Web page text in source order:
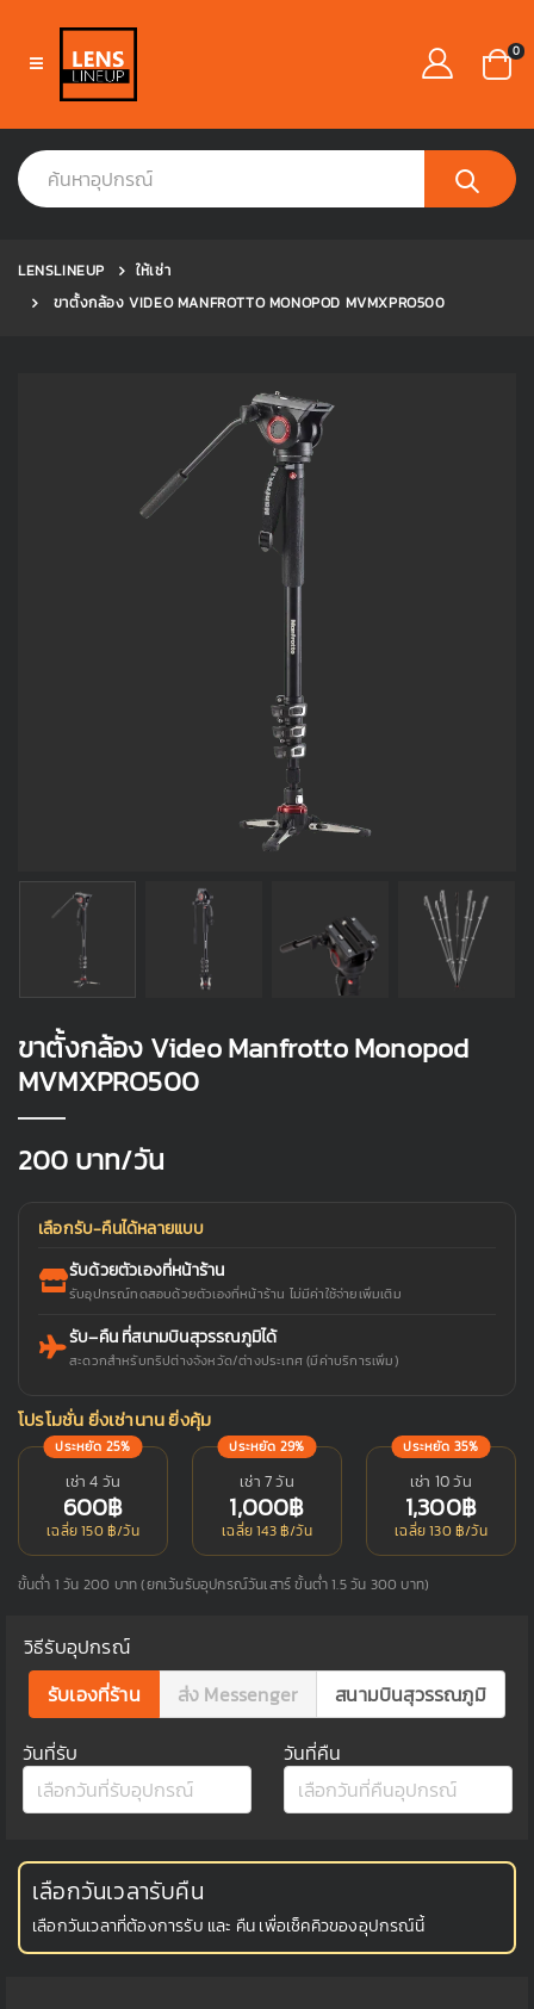
0
LENSLINEUP
ให้เช่า
ขาตั้งกล้อง VIDEO MANFROTTO MONOPOD MVMXPRO500
ขาตั้งกล้อง Video Manfrotto Monopod
MVMXPRO500
200 บาท/วัน
เลือกรับ-คืนได้หลายแบบ
รับด้วยตัวเองที่หน้าร้าน
รับอุปกรณ์ทดสอบด้วยตัวเองที่หน้าร้าน ไม่มีค่าใช้จ่ายเพิ่มเติม
รับ–คืน ที่สนามบินสุวรรณภูมิได้
สะดวกสำหรับทริปต่างจังหวัด/ต่างประเทศ (มีค่าบริการเพิ่ม)
โปรโมชั่น ยิ่งเช่านาน ยิ่งคุ้ม
ประหยัด 25%
เช่า 4 วัน
600฿
เฉลี่ย 150 ฿/วัน
ประหยัด 29%
เช่า 7 วัน
1,000฿
เฉลี่ย 143 ฿/วัน
ประหยัด 35%
เช่า 10 วัน
1,300฿
เฉลี่ย 130 ฿/วัน
ขั้นต่ำ 1 วัน 200 บาท (ยกเว้นรับอุปกรณ์วันเสาร์ ขั้นต่ำ 1.5 วัน 300 บาท)
วิธีรับอุปกรณ์
รับเองที่ร้าน
ส่ง Messenger สนามบินสุวรรณภูมิ
วันที่รับ วันที่คืน
เลือกวันเวลารับคืน
เลือกวันเวลาที่ต้องการรับ และ คืน เพื่อเช็คคิวของอุปกรณ์นี้